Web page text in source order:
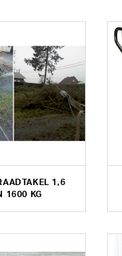
1,6
1600 KG